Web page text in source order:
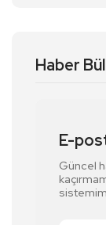
Haber
E-
Güncel